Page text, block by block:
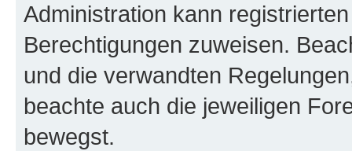
Administration kann
Berechtigungen zuweisen.
und die verwandten
beachte auch die jeweiligen
bewegst.